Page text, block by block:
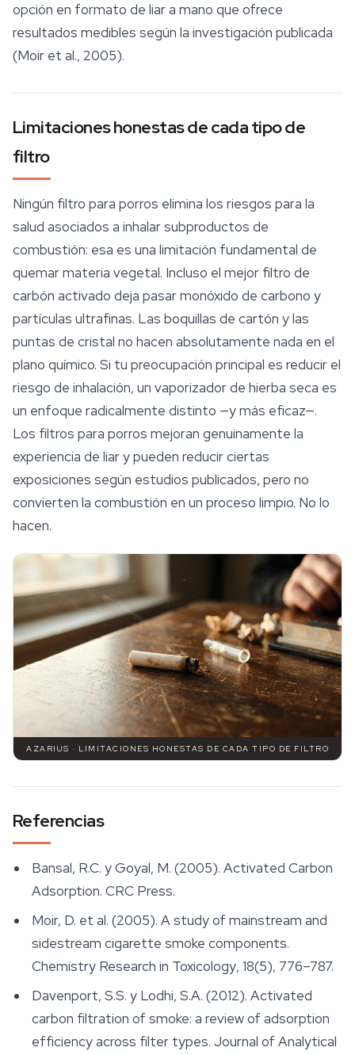
opción en formato de liar a mano que ofrece
resultados medibles según la investigación publicada
(Moir et al., 2005).
Limitaciones honestas de cada tipo de
filtro
Ningún filtro para porros elimina los riesgos para la
salud asociados a inhalar subproductos de
combustión: esa es una limitación fundamental de
quemar materia vegetal. Incluso el mejor filtro de
carbón activado deja pasar monóxido de carbono y
partículas ultrafinas. Las boquillas de cartón y las
puntas de cristal no hacen absolutamente nada en el
plano químico. Si tu preocupación principal es reducir el
riesgo de inhalación, un vaporizador de hierba seca es
un enfoque radicalmente distinto —y más eficaz—.
Los filtros para porros mejoran genuinamente la
experiencia de liar y pueden reducir ciertas
exposiciones según estudios publicados, pero no
convierten la combustión en un proceso limpio. No lo
hacen.
AZARIUS · LIMITACIONES HONESTAS DE CADA TIPO DE FILTRO
Referencias
Bansal, R.C. y Goyal, M. (2005). Activated Carbon
Adsorption. CRC Press.
Moir, D. et al. (2005). A study of mainstream and
sidestream cigarette smoke components.
Chemistry Research in Toxicology, 18(5), 776–787.
Davenport, S.S. y Lodhi, S.A. (2012). Activated
carbon filtration of smoke: a review of adsorption
efficiency across filter types. Journal of Analytical